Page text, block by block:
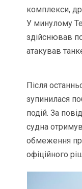
комплекси,
У минулому
здійснював
атакував
Після
зупинилася
подій. За
судна
обмеження
офіційного